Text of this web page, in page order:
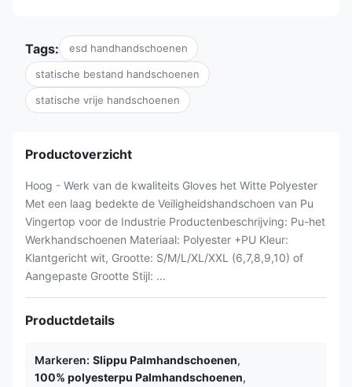
Tags: esd handhandschoenen
statische bestand handschoenen
statische vrije handschoenen
Productoverzicht
Hoog - Werk van de kwaliteits Gloves het Witte Polyester
Met een laag bedekte de Veiligheidshandschoen van Pu
Vingertop voor de Industrie Productenbeschrijving: Pu-het
Werkhandschoenen Materiaal: Polyester +PU Kleur:
Klantgericht wit, Grootte: S/M/L/XL/XXL (6,7,8,9,10) of
Aangepaste Grootte Stijl: ...
Productdetails
Markeren: Slippu Palmhandschoenen,
100% polyesterpu Palmhandschoenen,